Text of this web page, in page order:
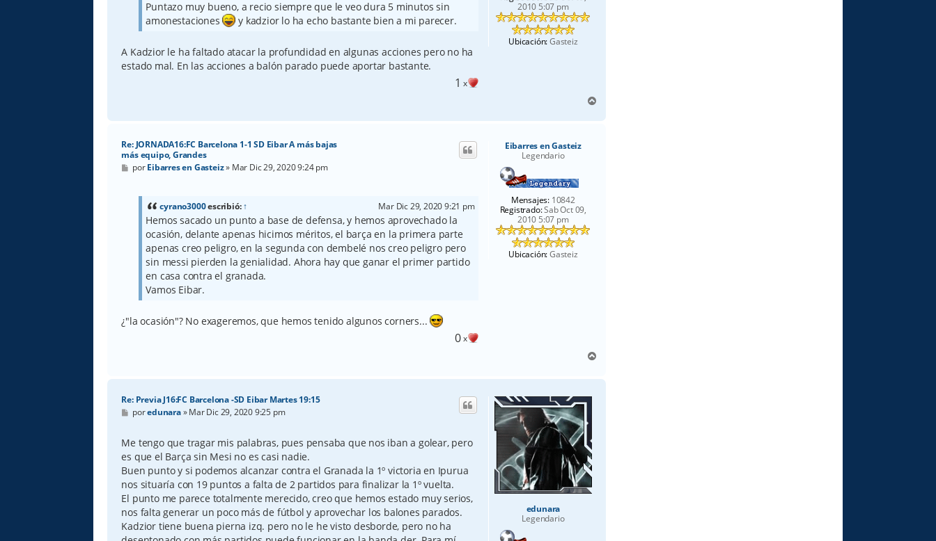
2010 5:07 pm
Ubicación:Gasteiz
Puntazo muy bueno, a recio siempre que le veo dura 5 minutos sin
amonestaciones
y kadzior lo ha echo bastante bien a mi parecer.
A Kadzior le ha faltado atacar la profundidad en algunas acciones pero no ha
estado mal. En las acciones a balón parado puede aportar bastante.
1 x
r
Eibarres en Gasteiz
Legendario
Mensajes: 10842
Registrado:Sab Oct 09,
2010 5:07 pm
Ubicación:Gasteiz
Re: JORNADA16:FC Barcelona 1-1 SD Eibar A más bajas
más equipo, Grandes
M
e
porEibarres en Gasteiz» Mar Dic 29, 2020 9:24 pm
cyrano3000escribió:↑ Mar Dic 29, 2020 9:21 pm
Hemos sacado un punto a base de defensa, y hemos aprovechado la
ocasión, delante apenas hicimos méritos, el barça en la primera parte
apenas creo peligro, en la segunda con dembelé nos creo peligro pero
sin messi pierden la genialidad. Ahora hay que ganar el primer partido
en casa contra el granada.
Vamos Eibar.
¿"la ocasión"? No exageremos, que hemos tenido algunos corners...
0x
r
edunara
Legendario
Re: Previa J16:FC Barcelona -SD Eibar Martes 19:15
M
e
s
a
j
e
poredunara»Mar Dic 29, 2020 9:25 pm
Me tengo que tragar mis palabras, pues pensaba que nos iban a golear, pero
es que el Barça sin Mesi no es casi nadie.
Buen punto y si podemos alcanzar contra el Granada la 1º victoria en Ipurua
nos situaría con 19 puntos a falta de 2 partidos para finalizar la 1º vuelta.
El punto me parece totalmente merecido, creo que hemos estado muy serios,
nos falta generar un poco más de fútbol y aprovechar los balones parados.
Kadzior tiene buena pierna izq. pero no le he visto desborde, pero no ha